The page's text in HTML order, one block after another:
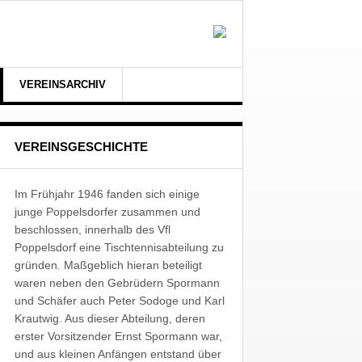
VEREINSARCHIV
VEREINSGESCHICHTE
Im Frühjahr 1946 fanden sich einige
junge Poppelsdorfer zusammen und
beschlossen, innerhalb des Vfl
Poppelsdorf eine Tischtennisabteilung zu
gründen. Maßgeblich hieran beteiligt
waren neben den Gebrüdern Spormann
und Schäfer auch Peter Sodoge und Karl
Krautwig. Aus dieser Abteilung, deren
erster Vorsitzender Ernst Spormann war,
und aus kleinen Anfängen entstand über